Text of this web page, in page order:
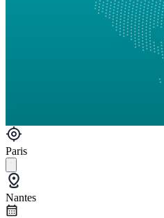
Paris
Nantes